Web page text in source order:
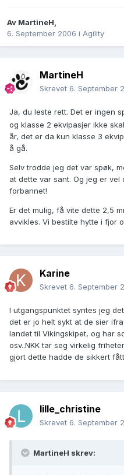
Av MartineH,
6. September 2006 i Agility
MartineH
Skrevet 6. September
Ja, du leste rett. Det er ingen
og klasse 2 ekvipasjer ikke
år, det er da kun klasse 3
å gå.
Selv trodde jeg det var spøk,
at dette var sant. Og jeg er
forbannet!
Er det mulig, få vite dette 2,5
avvikles. Vi bestilte hytte i fjor
Karine
Skrevet 6. September
I utgangspunktet syntes jeg
det er jo helt sykt at de sier
landet til Vikingskipet, og har
osv..NKK tar seg virkelig
gjort dette hadde de sikkert
lille_christine
Skrevet 6. September
MartineH skrev: